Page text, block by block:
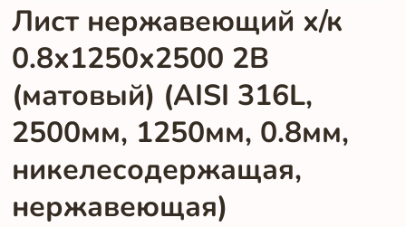
Лист нержавеющий х/к
0.8х1250х2500 2B
(матовый) (AISI 316L,
2500мм, 1250мм, 0.8мм,
никелесодержащая,
нержавеющая)